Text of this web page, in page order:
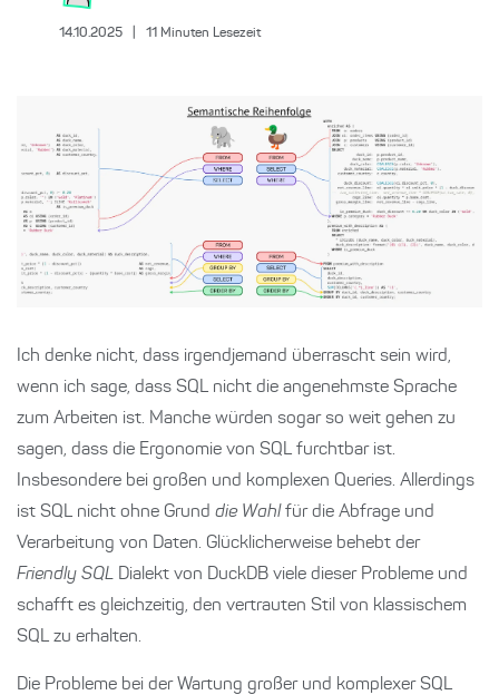
14.10.2025 11 Minuten Lesezeit
Ich denke nicht, dass irgendjemand überrascht sein wird,
wenn ich sage, dass SQL nicht die angenehmste Sprache
zum Arbeiten ist. Manche würden sogar so weit gehen zu
sagen, dass die Ergonomie von SQL furchtbar ist.
Insbesondere bei großen und komplexen Queries. Allerdings
ist SQL nicht ohne Grund die Wahlfür die Abfrage und
Verarbeitung von Daten. Glücklicherweise behebt der
Friendly SQL Dialekt von DuckDB viele dieser Probleme und
schafft es gleichzeitig, den vertrauten Stil von klassischem
SQL zu erhalten.
Die Probleme bei der Wartung großer und komplexer SQL